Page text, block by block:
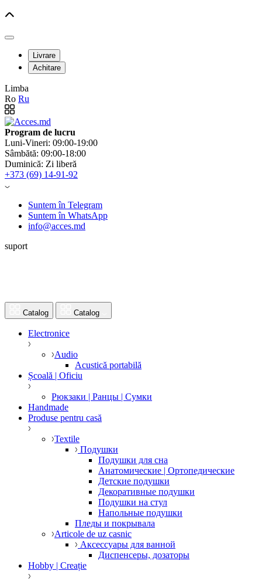
Livrare
Achitare
Limba
Ro Ru
Program de lucru
Luni-Vineri: 09:00-19:00
Sâmbătă: 09:00-18:00
Duminică: Zi liberă
+373 (69) 14-91-92
Suntem în Telegram
Suntem în WhatsApp
info@acces.md
suport
Catalog Catalog
Electronice
Audio
Acustică portabilă
Școală | Oficiu
Рюкзаки | Ранцы | Сумки
Handmade
Produse pentru casă
Textile
Подушки
Подушки для сна
Анатомические | Ортопедические
Детские подушки
Декоративные подушки
Подушки на стул
Напольные подушки
Пледы и покрывала
Articole de uz casnic
Аксессуары для ванной
Диспенсеры, дозаторы
Hobby | Creație